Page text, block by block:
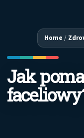
Home /
Jak